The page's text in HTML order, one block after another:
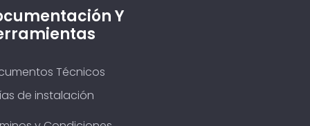
Y
Técnicos
de instalación